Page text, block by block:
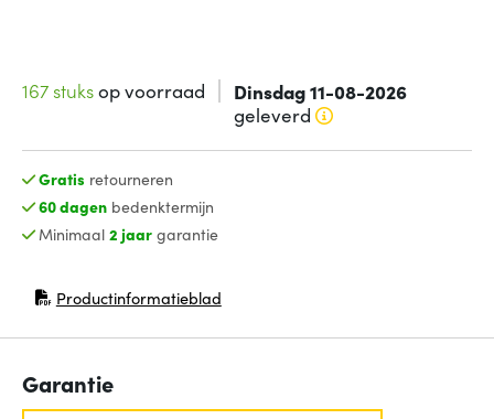
167 stuksop voorraad Dinsdag 11-08-2026
geleverd
Gratis retourneren
60 dagenbedenktermijn
Minimaal 2 jaargarantie
Productinformatieblad
(opent in nieuw venster)
Garantie